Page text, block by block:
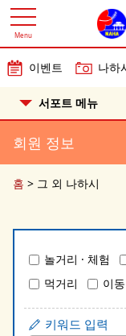
이벤트 나하
Menu
서포트 메뉴
회원 정보
홈 > 그 외 나하시
놀거리 · 체험
먹거리
이
키워드 입력